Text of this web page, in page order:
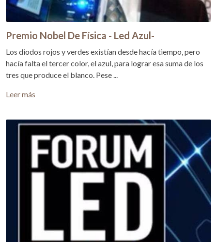
Premio Nobel De Física - Led Azul-
Los diodos rojos y verdes existían desde hacía tiempo, pero
hacía falta el tercer color, el azul, para lograr esa suma de los
tres que produce el blanco. Pese ...
Leer más